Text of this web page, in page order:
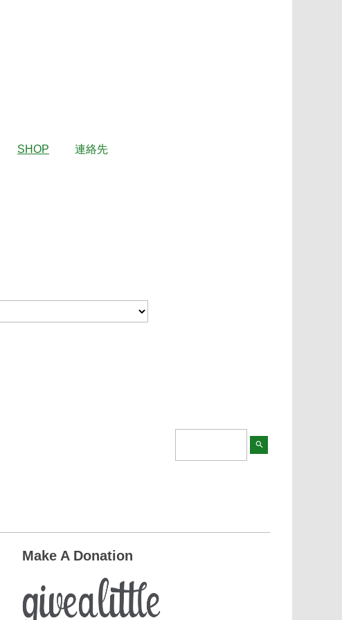
SHOP 連絡先
search
Make A Donation